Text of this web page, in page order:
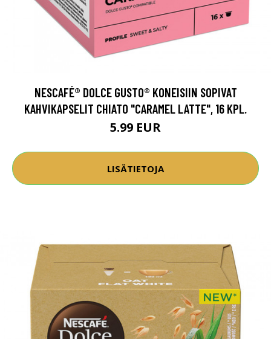
NESCAFÉ® DOLCE GUSTO® KONEISIIN SOPIVAT
KAHVIKAPSELIT CHIATO "CARAMEL LATTE", 16 KPL.
5.99 EUR
LISÄTIETOJA